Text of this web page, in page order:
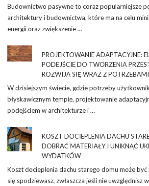
Budownictwo pasywne to coraz popularniejsze
architektury i budownictwa, które ma na celu
energii oraz zwiększenie …
PROJEKTOWANIE ADAPTACYJNE:
PODEJŚCIE DO TWORZENIA
ROZWIJA SIĘ WRAZ Z
W dzisiejszym świecie, gdzie potrzeby
błyskawicznym tempie, projektowanie
podejściem w architekturze i …
KOSZT DOCIEPLENIA DACHU
DOBRAĆ MATERIAŁY I UNIKNĄĆ
WYDATKÓW
Koszt docieplenia dachu starego domu może być
się spodziewasz, zwłaszcza jeśli nie uwzględnisz